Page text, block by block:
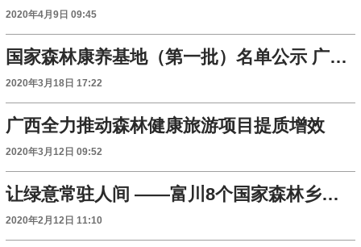
2020年4月9日 09:45
国家森林康养基地（第一批）名单公示 广西大明山森林康养基地入围
2020年3月18日 17:22
广西全力推动森林健康旅游项目提质增效
2020年3月12日 09:52
让绿意常驻人间 ——富川8个国家森林乡村走笔
2020年2月12日 11:10